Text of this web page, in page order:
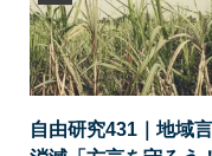
自由研究431｜地域